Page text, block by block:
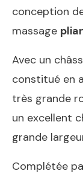
conception
massage
Avec un
constitué en
très grande
un excellent
grande
Complétée